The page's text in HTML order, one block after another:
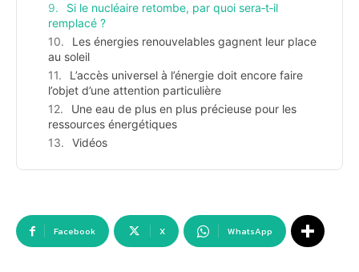
Si le nucléaire retombe, par quoi sera‐t‐il
remplacé ?
Les énergies renouvelables gagnent leur place
au soleil
L’accès universel à l’énergie doit encore faire
l’objet d’une attention particulière
Une eau de plus en plus précieuse pour les
ressources énergétiques
Vidéos
Facebook X WhatsApp